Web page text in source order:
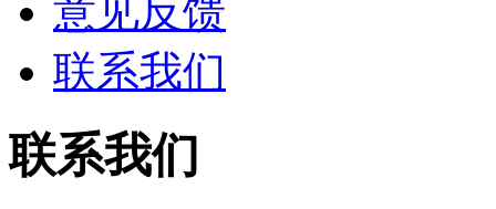
意见反馈
联系我们
联系我们